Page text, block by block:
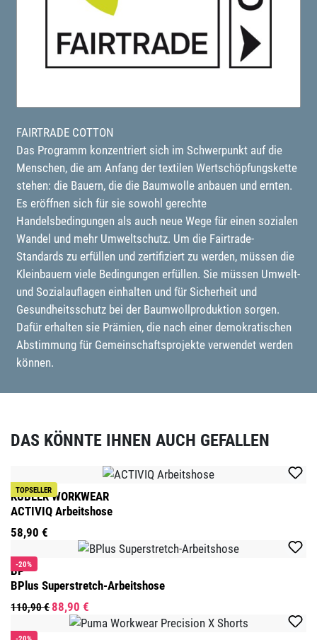
FAIRTRADE COTTON
Das Programm konzentriert sich im Schwerpunkt auf die
Menschen, die am Anfang der textilen Wertschöpfungskette
stehen: die Bauern, die die Baumwolle anbauen und ernten.
Es eröffnen sich für sie sowohl gerechte
Handelsbedingungen als auch neue Wege für einen sozialen
Wandel und mehr Umweltschutz. Um die Fairtrade-
Standards zu erfüllen und zertifiziert zu werden, müssen die
Kleinbauern viele Bedingungen erfüllen. Sie müssen Umwelt-
und Sozialauflagen einhalten und für Sicherheit und
Gesundheitsschutz bei der Baumwollproduktion sorgen.
Dafür erhalten sie Prämien, die nach einer demokratischen
Abstimmung für Gemeinschaftsprojekte verwendet werden
können.
DAS KÖNNTE IHNEN AUCH GEFALLEN
Produktgalerie überspringen
TOPSELLER
KÜBLER WORKWEAR
ACTIVIQ Arbeitshose
58,90 €
-20%
BP
BPlus Superstretch-Arbeitshose
110,90 €88,90 €